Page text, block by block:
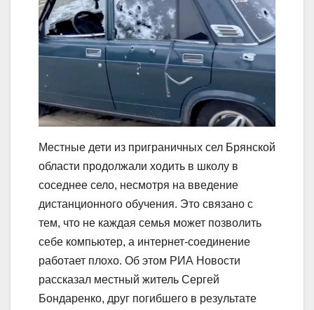
Местные дети из приграничных сел Брянской
области продолжали ходить в школу в
соседнее село, несмотря на введение
дистанционного обучения. Это связано с
тем, что не каждая семья может позволить
себе компьютер, а интернет-соединение
работает плохо. Об этом РИА Новости
рассказал местный житель Сергей
Бондаренко, друг погибшего в результате